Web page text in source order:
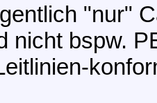
"nur"
nicht bspw.